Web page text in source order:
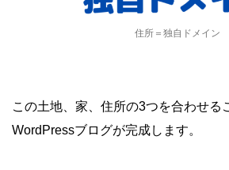
住所＝独自ドメイン
この土地、家、住所の3つを合わせる
WordPressブログが完成します。